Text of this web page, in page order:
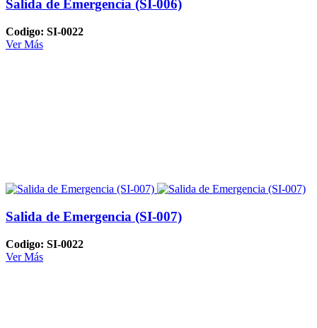
Salida de Emergencia (SI-006)
Codigo: SI-0022
Ver Más
Salida de Emergencia (SI-007)
Codigo: SI-0022
Ver Más